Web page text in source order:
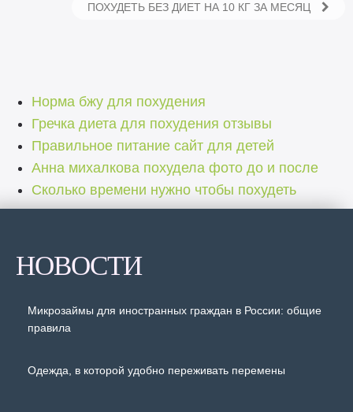
ПОХУДЕТЬ БЕЗ ДИЕТ НА 10 КГ ЗА МЕСЯЦ
Норма бжу для похудения
Гречка диета для похудения отзывы
Правильное питание сайт для детей
Анна михалкова похудела фото до и после
Сколько времени нужно чтобы похудеть
НОВОСТИ
Микрозаймы для иностранных граждан в России: общие
правила
Одежда, в которой удобно переживать перемены